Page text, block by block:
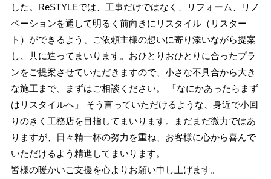
した。ReSTYLEでは、工事だけではなく、リフォーム、リノ
ベーションを通して明るく前向きにリスタイル（リスター
ト）ができるよう、ご依頼主様の想いに寄り添いながら提案
し、共に造ってまいります。おひとりおひとりに合ったプラ
ンをご提案させていただきますので、小さな不具合から大き
な施工まで、まずはご相談ください。 「なにかあったらまず
はリスタイルへ」 そう言っていただけるような、身近で小回
りのきく工務店を目指してまいります。まだまだ微力ではあ
りますが、日々精一杯の努力を重ね、お客様に心から喜んで
いただけるよう精進してまいります。
皆様の暖かいご支援を心よりお願い申し上げます。